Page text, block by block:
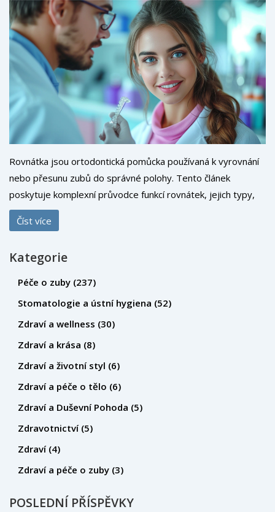
Rovnátka jsou ortodontická pomůcka používaná k vyrovnání
nebo přesunu zubů do správné polohy. Tento článek
poskytuje komplexní průvodce funkcí rovnátek, jejich typy,
procesem léčby a důvody, proč je nosit. Prozkoumáme také
různé přístupy k péči o rovnátka a sdílíme tipy, jak se s nimi
pomůže lépe pochopit cestu k rovnějšímu a zdravějšímu
úsměvu.
Číst více
Kategorie
Péče o zuby (237)
Stomatologie a ústní hygiena (52)
Zdraví a wellness (30)
Zdraví a krása (8)
Zdraví a životní styl (6)
Zdraví a péče o tělo (6)
Zdraví a Duševní Pohoda (5)
Zdravotnictví (5)
Zdraví (4)
Zdraví a péče o zuby (3)
POSLEDNÍ PŘÍSPĚVKY